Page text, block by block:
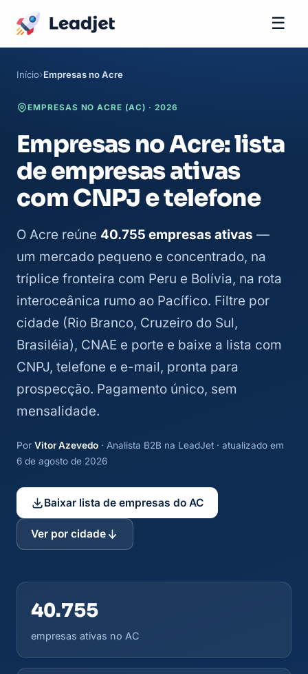
☰
Início Empresas no Acre
EMPRESAS NO ACRE (AC) · 2026
Empresas no Acre: lista
de empresas ativas
com CNPJ e telefone
O Acre reúne 40.755 empresas ativas —
um mercado pequeno e concentrado, na
tríplice fronteira com Peru e Bolívia, na rota
interoceânica rumo ao Pacífico. Filtre por
cidade (Rio Branco, Cruzeiro do Sul,
Brasiléia), CNAE e porte e baixe a lista com
CNPJ, telefone e e-mail, pronta para
prospecção. Pagamento único, sem
mensalidade.
Por Vitor Azevedo · Analista B2B na LeadJet · atualizado em
6 de agosto de 2026
Baixar lista de empresas do AC
Ver por cidade
40.755
empresas ativas no AC